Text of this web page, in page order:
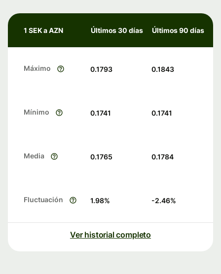
1 SEK a AZN Últimos 30 días Últimos 90 días
Máximo 0.1793 0.1843
Mínimo 0.1741 0.1741
Media 0.1765 0.1784
Fluctuación 1.98% -2.46%
Ver historial completo